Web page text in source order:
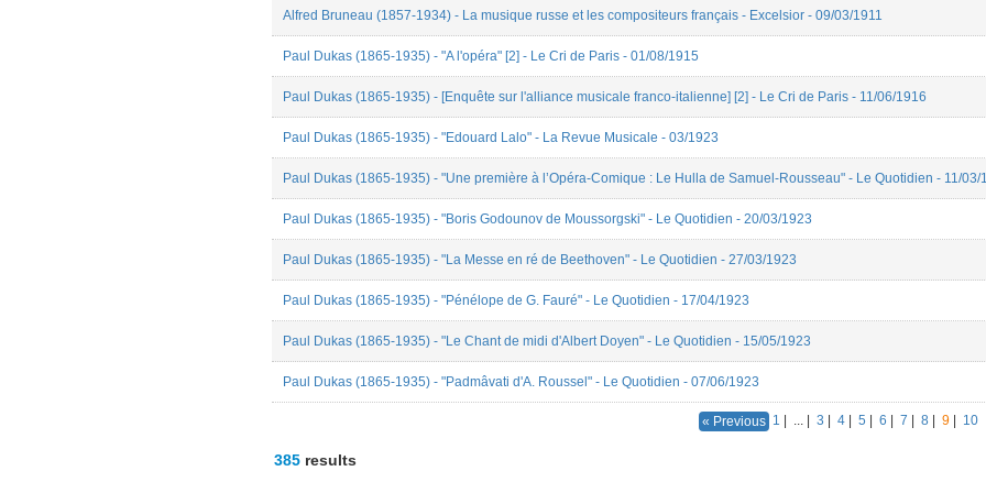
Alfred Bruneau (1857-1934) - La musique russe et les compositeurs français - Excelsior - 09/03/1911
Paul Dukas (1865-1935) - "A l'opéra" [2] - Le Cri de Paris - 01/08/1915
Paul Dukas (1865-1935) - [Enquête sur l'alliance musicale franco-italienne] [2] - Le Cri de Paris - 11/06/1916
Paul Dukas (1865-1935) - "Edouard Lalo" - La Revue Musicale - 03/1923
Paul Dukas (1865-1935) - "Une première à l’Opéra-Comique : Le Hulla de Samuel-Rousseau" - Le Quotidien - 11/03/
Paul Dukas (1865-1935) - "Boris Godounov de Moussorgski" - Le Quotidien - 20/03/1923
Paul Dukas (1865-1935) - "La Messe en ré de Beethoven" - Le Quotidien - 27/03/1923
Paul Dukas (1865-1935) - "Pénélope de G. Fauré" - Le Quotidien - 17/04/1923
Paul Dukas (1865-1935) - "Le Chant de midi d'Albert Doyen" - Le Quotidien - 15/05/1923
Paul Dukas (1865-1935) - "Padmâvati d'A. Roussel" - Le Quotidien - 07/06/1923
« Previous 1 ... 3 4 5 6 7 8 9 10
385 results